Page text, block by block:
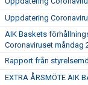
Uppdatering
AIK Baskets
Coronaviruset måndag
Rapport från
EXTRA ÅRSMÖTE AIK